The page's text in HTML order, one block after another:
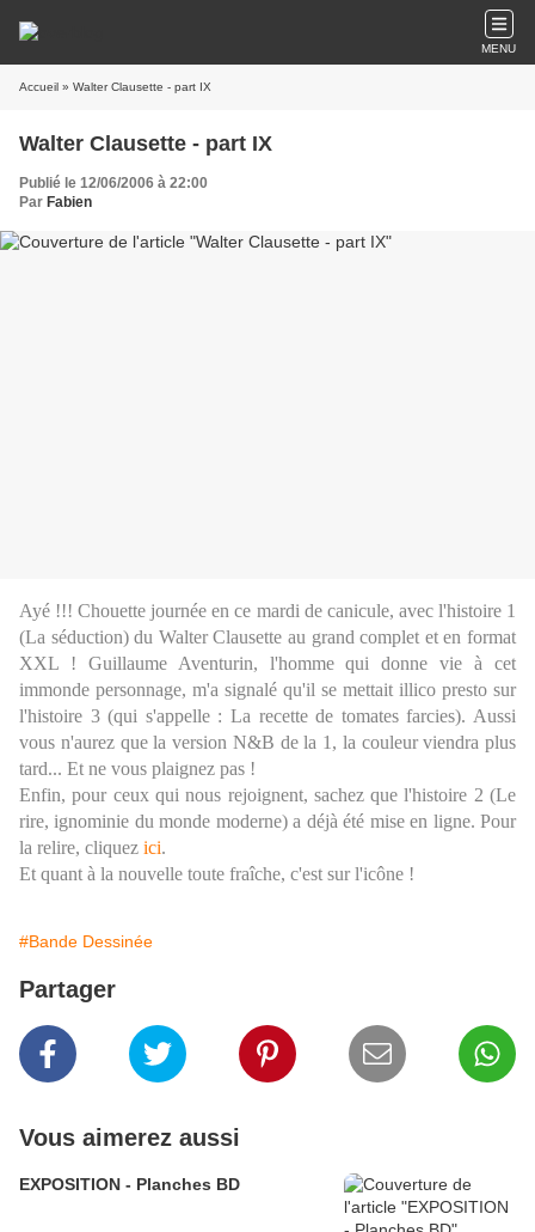
MENU
Accueil » Walter Clausette - part IX
Walter Clausette - part IX
Publié le 12/06/2006 à 22:00
Par Fabien
Ayé !!! Chouette journée en ce mardi de canicule, avec l'histoire 1
(La séduction) du Walter Clausette au grand complet et en format
XXL ! Guillaume Aventurin, l'homme qui donne vie à cet
immonde personnage, m'a signalé qu'il se mettait illico presto sur
l'histoire 3 (qui s'appelle : La recette de tomates farcies). Aussi
vous n'aurez que la version N&B de la 1, la couleur viendra plus
tard... Et ne vous plaignez pas !
Enfin, pour ceux qui nous rejoignent, sachez que l'histoire 2 (Le
rire, ignominie du monde moderne) a déjà été mise en ligne. Pour
la relire, cliquez ici.
Et quant à la nouvelle toute fraîche, c'est sur l'icône !
#Bande Dessinée
Partager
Vous aimerez aussi
EXPOSITION - Planches BD